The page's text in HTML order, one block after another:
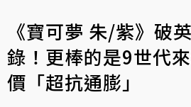
《寶可夢 朱/紫》破
錄！更棒的是9世代
價「超抗通膨」